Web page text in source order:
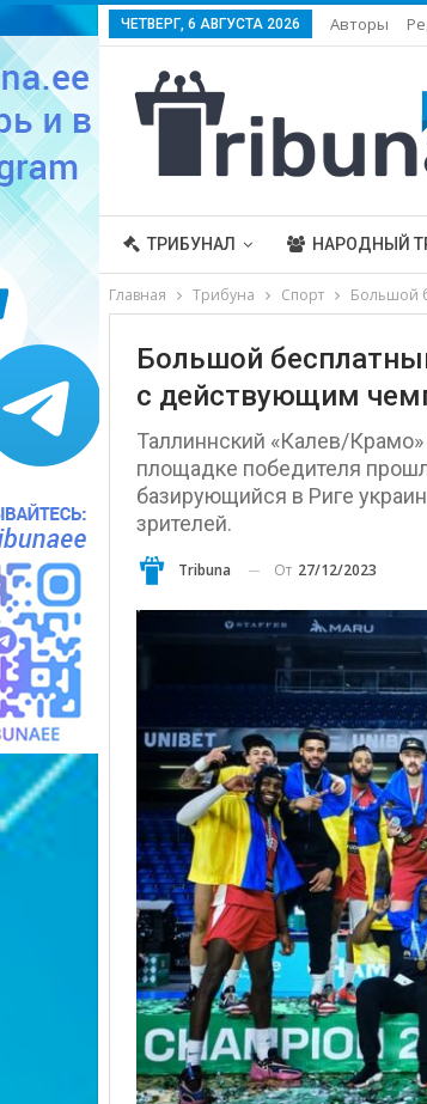
ЧЕТВЕРГ, 6 АВГУСТА 2026 Авторы
ТРИБУНАЛ НАРОДНЫЙ
Главная Трибуна Спорт Большой
Большой
с действующим
Таллиннский «Калев/
площадке победителя
базирующийся в Риге
зрителей.
Tribuna От 27/12/2023